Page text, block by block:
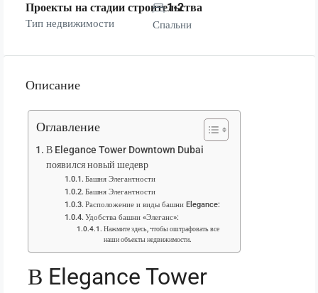
Проекты на стадии строительства
Тип недвижимости
1-2
Спальни
Описание
Оглавление
В Elegance Tower Downtown Dubai
появился новый шедевр
Башня Элегантности
Башня Элегантности
Расположение и виды башни Elegance:
Удобства башни «Элеганс»:
Нажмите здесь, чтобы оштрафовать все
наши объекты недвижимости.
В Elegance Tower